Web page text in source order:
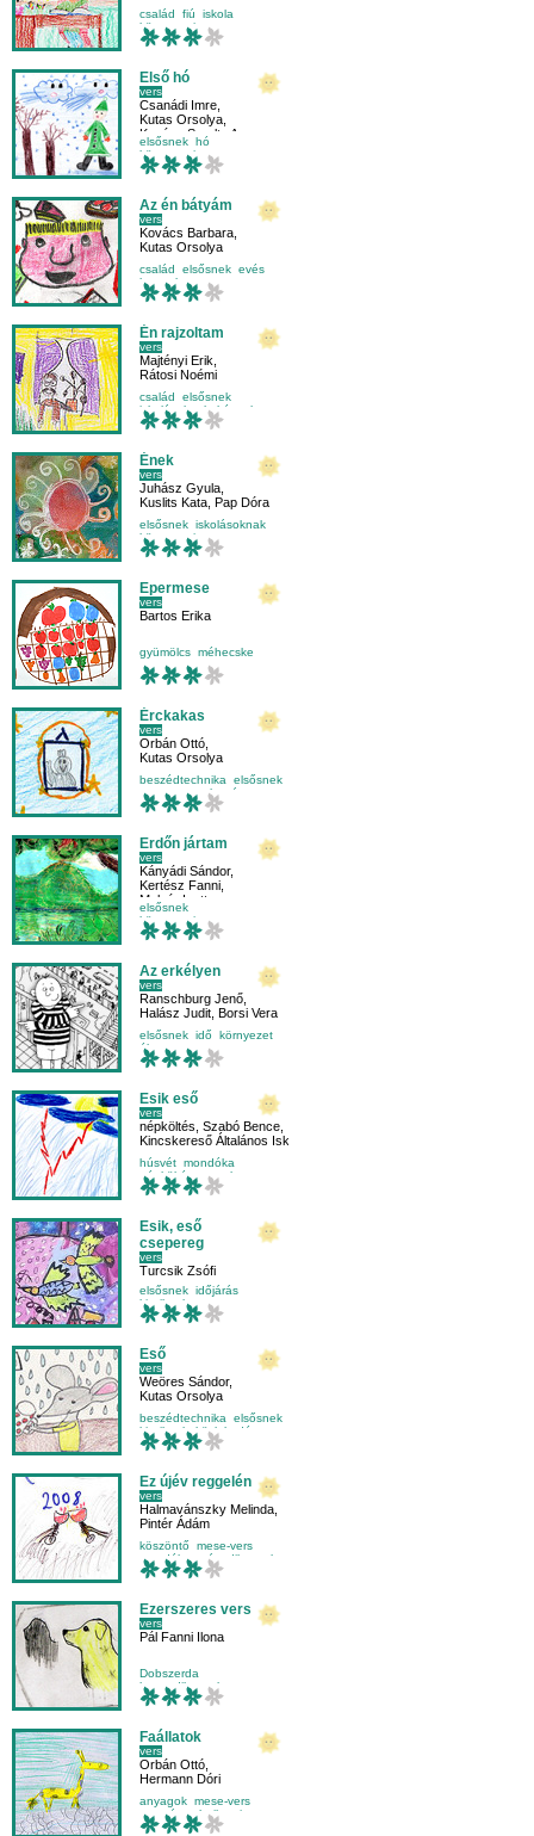
család fiú
iskola
környezetismeret
Első hó
vers
Csanádi Imre
Kutas Orsolya
Kovács Sarolta Anna
elsősnek hó
környezetismeret
mese-vers
Az én bátyám
vers
Kovács Barbara
Kutas Orsolya
család elsősnek evés
hangulat
Én rajzoltam
vers
Majtényi Erik
Rátosi Noémi
család
elsősnek
iskolásoknak képzelet
Ének
vers
Juhász Gyula
Kuslits Kata Pap Dóra
elsősnek iskolásoknak
környezetismeret
évszakok
Epermese
vers
Bartos Erika
gyümölcs méhecske
tavasz
Érckakas
vers
Orbán Ottó
Kutas Orsolya
beszédtechnika
elsősnek
mese-vers
olvasás
Erdőn jártam
vers
Kányádi Sándor,
Kertész Fanni
Molnár Ivett
elsősnek
környezetismeret
mese-vers
természet
Az erkélyen
vers
Ranschburg Jenő
Halász Judit Borsi Vera
elsősnek idő környezet
élet
Esik eső
vers
népköltés Szabó Bence
Kincskereső Általános Iskola Kézműves műhelye
húsvét mondóka
népköltés
szerelem
Esik, eső
csepereg
vers
Turcsik Zsófi
elsősnek időjárás
kicsiknek
környezetismeret
Eső
vers
Weöres Sándor,
Kutas Orsolya
beszédtechnika
elsősnek
kicsiknek közlekedés
Ez újév reggelén
vers
Halmavánszky Melinda
Pintér Ádám
köszöntő mese-vers
mondóka
másodikosnak
Ezerszeres vers
vers
Pál Fanni Ilona
Dobszerda
harmadikosnak
olvasás-szövegértés
Faállatok
vers
Orbán Ottó
Hermann Dóri
anyagok mese-vers
mozgástechnika
ritmus